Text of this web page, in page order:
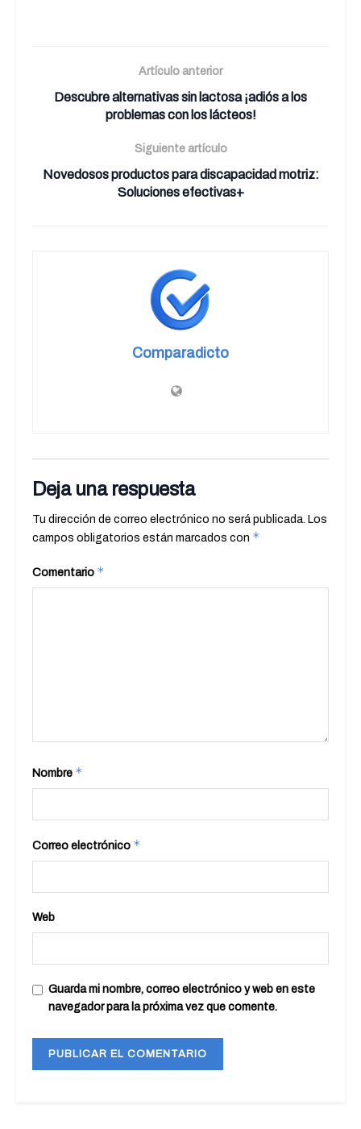
Artículo anterior
Descubre alternativas sin lactosa ¡adiós a los
problemas con los lácteos!
Siguiente artículo
Novedosos productos para discapacidad motriz:
Soluciones efectivas+
Comparadicto
Deja una respuesta
Tu dirección de correo electrónico no será publicada. Los
campos obligatorios están marcados con *
Comentario *
Nombre *
Correo electrónico *
Web
Guarda mi nombre, correo electrónico y web en este
navegador para la próxima vez que comente.